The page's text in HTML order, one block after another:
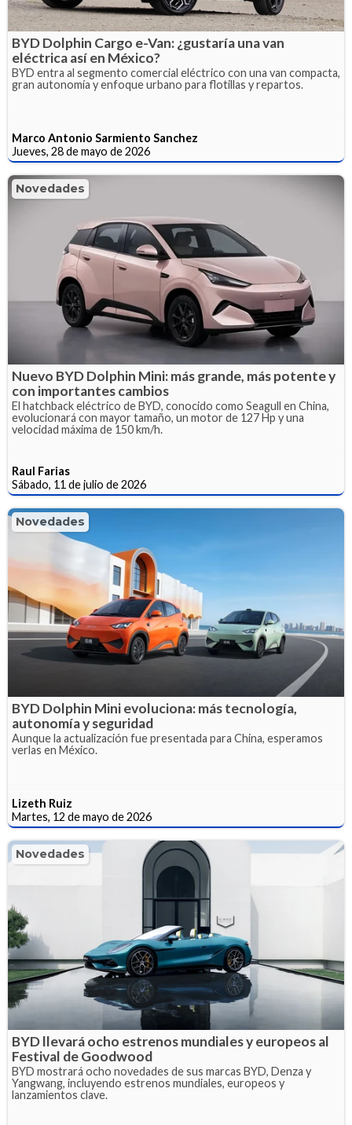
BYD Dolphin Cargo e-Van: ¿gustaría una van
eléctrica así en México?
BYD entra al segmento comercial eléctrico con una van compacta,
gran autonomía y enfoque urbano para flotillas y repartos.
Marco Antonio Sarmiento Sanchez
Jueves, 28 de mayo de 2026
Novedades
Nuevo BYD Dolphin Mini: más grande, más potente y
con importantes cambios
El hatchback eléctrico de BYD, conocido como Seagull en China,
evolucionará con mayor tamaño, un motor de 127 Hp y una
velocidad máxima de 150 km/h.
Raul Farias
Sábado, 11 de julio de 2026
Novedades
BYD Dolphin Mini evoluciona: más tecnología,
autonomía y seguridad
Aunque la actualización fue presentada para China, esperamos
verlas en México.
Lizeth Ruiz
Martes, 12 de mayo de 2026
Novedades
BYD llevará ocho estrenos mundiales y europeos al
Festival de Goodwood
BYD mostrará ocho novedades de sus marcas BYD, Denza y
Yangwang, incluyendo estrenos mundiales, europeos y
lanzamientos clave.